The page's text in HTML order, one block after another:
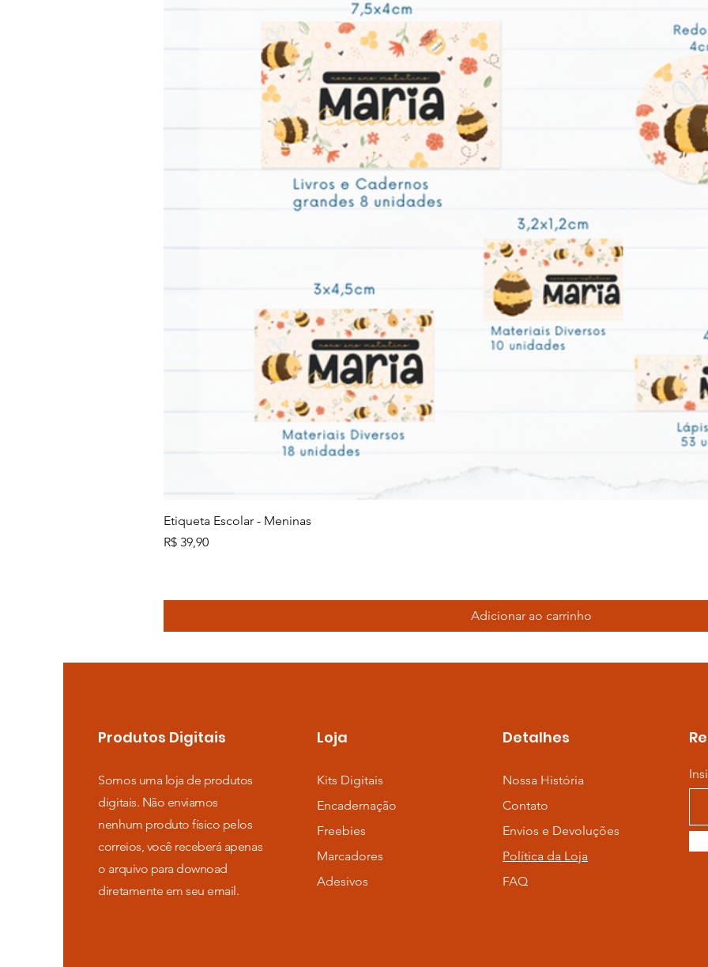
Etiqueta Escolar - Meninas
Preço
R$ 39,90
Adicionar ao carrinho
Produtos Digitais
Somos uma loja de produtos
digitais. Não enviamos
nenhum produto físico pelos
correios, você receberá apenas
o arquivo para downoad
diretamente em seu email.
Loja
Kits Digitais
Encadernação
Freebies
Marcadores
Adesivos
Detalhes
Nossa História
Contato
Envios e Devoluções
Política da Loja
FAQ